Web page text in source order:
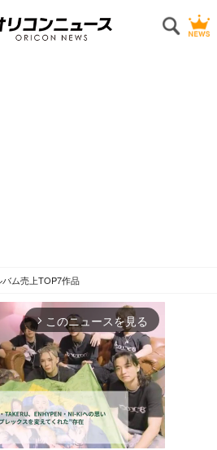
バム売上TOP7作品
arrow_forward_ios このニュースを見る